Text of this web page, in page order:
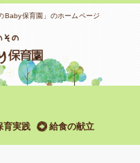
Baby保育園」のホームページ
育実践 給食の献立